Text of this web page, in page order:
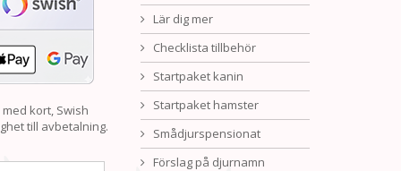
kort, Swish
till avbetalning.
Lär dig mer
Checklista tillbehör
Startpaket kanin
Startpaket hamster
Smådjurspensionat
Förslag på djurnamn